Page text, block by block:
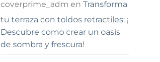
coverprime_adm en Transforma
tu terraza con toldos retractiles: ¡
Descubre como crear un oasis
de sombra y frescura!